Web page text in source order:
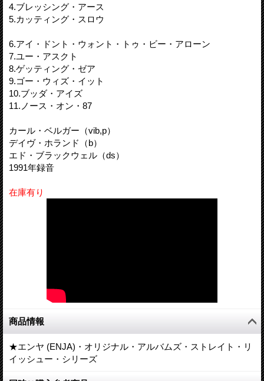
4.ブレッシング・アース
5.カッティング・スロウ
6.アイ・ドント・ウォント・トゥ・ビー・アローン
7.ユー・アスクト
8.ゲッティング・ゼア
9.ゴー・ウィズ・イット
10.ブッダ・アイズ
11.ノース・オン・87
カール・ベルガー（vib,p）
デイヴ・ホランド（b）
エド・ブラックウェル（ds）
1991年録音
在庫有り
商品情報
★エンヤ (ENJA)・オリジナル・アルバムズ・ストレイト・リ
イッシュー・シリーズ